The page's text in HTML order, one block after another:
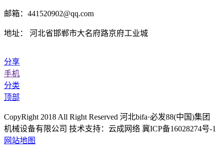
邮箱：441520902@qq.com
地址： 河北省邯郸市大名府路京府工业城
分享
手机
分类
顶部
CopyRight 2018 All Right Reserved 河北bifa·必发88(中国)集团
机械设备有限公司 技术支持：云成网络 冀ICP备16028274号-1
网站地图